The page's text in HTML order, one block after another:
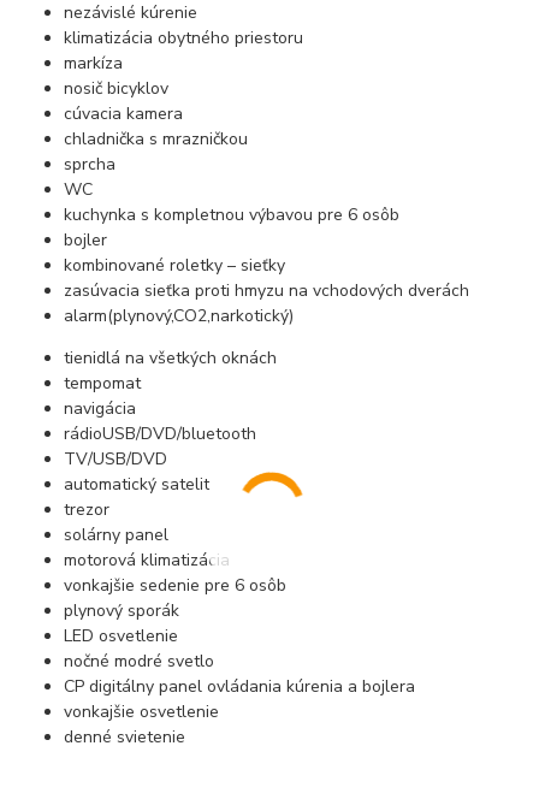
nezávislé kúrenie
klimatizácia obytného priestoru
markíza
nosič bicyklov
cúvacia kamera
chladnička s mrazničkou
sprcha
WC
kuchynka s kompletnou výbavou pre 6 osôb
bojler
kombinované roletky – sieťky
zasúvacia sieťka proti hmyzu na vchodových dverách
alarm(plynový,CO2,narkotický)
tienidlá na všetkých oknách
tempomat
navigácia
rádioUSB/DVD/bluetooth
TV/USB/DVD
automatický satelit
trezor
solárny panel
motorová klimatizácia
vonkajšie sedenie pre 6 osôb
plynový sporák
LED osvetlenie
nočné modré svetlo
CP digitálny panel ovládania kúrenia a bojlera
vonkajšie osvetlenie
denné svietenie